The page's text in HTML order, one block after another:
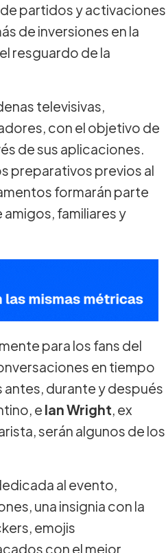
partidos y activaciones
de inversiones en la
resguardo de la
televisivas,
con el objetivo de
de sus aplicaciones.
preparativos previos al
formarán parte
familiares y
para los fans del
en tiempo
durante y después
e Ian Wright, ex
serán algunos de los
al evento,
una insignia con la
emojis
con el mejor